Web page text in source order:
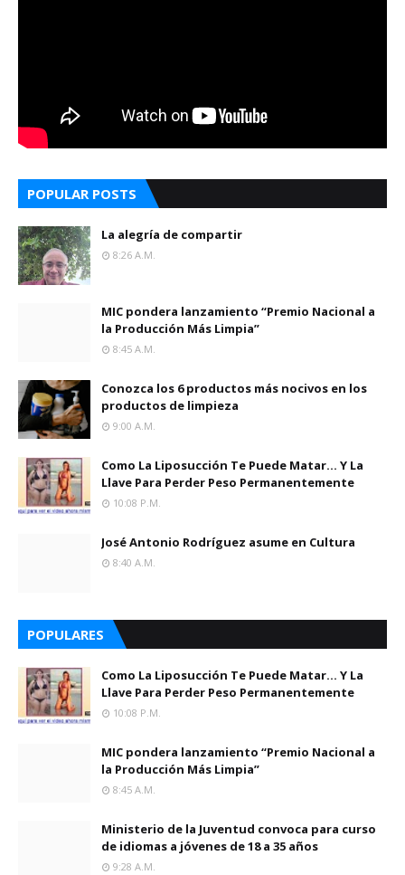
POPULAR POSTS
La alegría de compartir
8:26 A.m.
MIC pondera lanzamiento “Premio Nacional a
la Producción Más Limpia”
8:45 A.m.
Conozca los 6 productos más nocivos en los
productos de limpieza
9:00 A.m.
Como La Liposucción Te Puede Matar… Y La
Llave Para Perder Peso Permanentemente
10:08 P.m.
José Antonio Rodríguez asume en Cultura
8:40 A.m.
POPULARES
Como La Liposucción Te Puede Matar… Y La
Llave Para Perder Peso Permanentemente
10:08 P.m.
MIC pondera lanzamiento “Premio Nacional a
la Producción Más Limpia”
8:45 A.m.
Ministerio de la Juventud convoca para curso
de idiomas a jóvenes de 18 a 35 años
9:28 A.m.